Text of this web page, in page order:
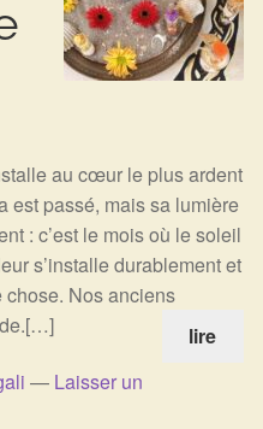
au cœur le plus ardent
est passé, mais sa lumière
: c’est le mois où le soleil
s’installe durablement et
chose. Nos anciens
lire
— Laisser un